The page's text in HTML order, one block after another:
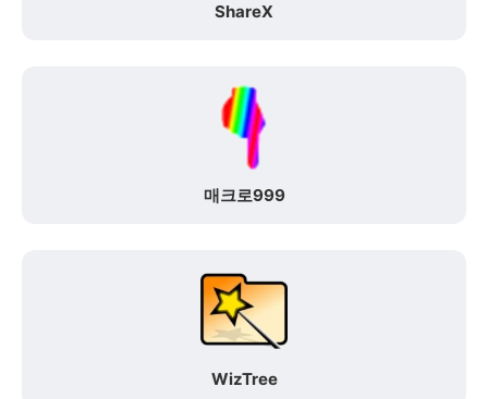
ShareX
매크로999
WizTree